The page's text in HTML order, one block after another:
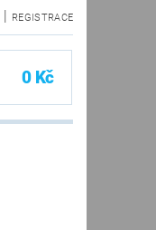
| REGISTRACE
0 Kč